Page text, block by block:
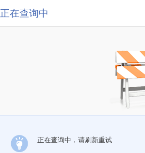
正在查询中
正在查询中，请刷新重试